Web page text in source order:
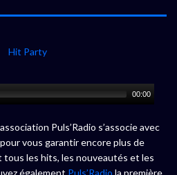
00:00
Puls’Radio s’associe avec
vous garantir encore plus de
tous les hits, les nouveautés et les